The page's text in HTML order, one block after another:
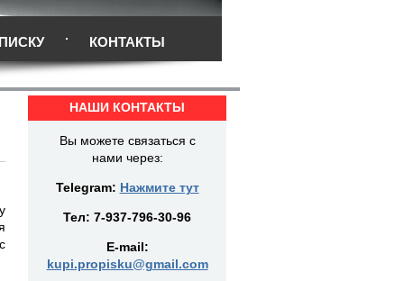
КОНТАКТЫ
НАШИ КОНТАКТЫ
Вы можете связаться с
нами через:
Telegram: Нажмите тут
Тел: 7-937-796-30-96
E-mail:
kupi.propisku@gmail.com